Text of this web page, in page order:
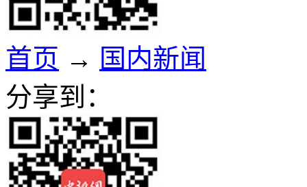
首页 → 国内新闻
分享到：